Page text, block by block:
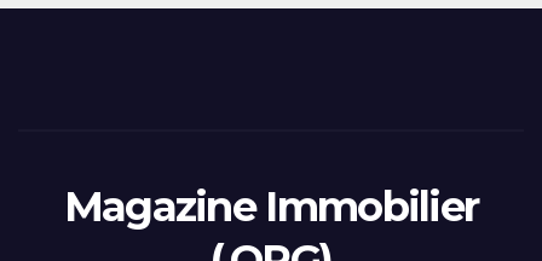
Magazine Immobilier